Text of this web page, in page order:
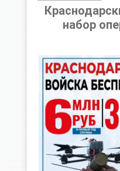
набор